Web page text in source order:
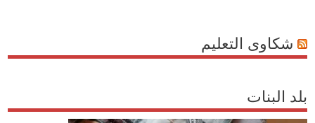
شكاوى التعليم
بلد البنات